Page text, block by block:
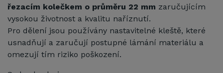
řezacím kolečkem o průměru 22 mm zaručujícím
vysokou životnost a kvalitu naříznutí.
Pro dělení jsou používány nastavitelné kleště, které
usnadňují a zaručují postupné lámání materiálu a
omezují tím riziko poškození.